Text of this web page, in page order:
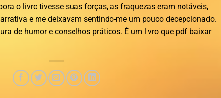
o livro tivesse suas forças, as fraquezas eram notáveis,
e me deixavam sentindo-me um pouco decepcionado.
de humor e conselhos práticos. É um livro que pdf baixar